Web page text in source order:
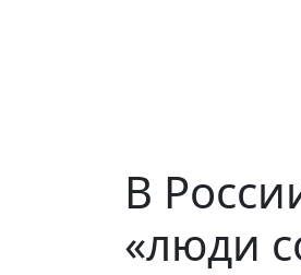
В
«люди